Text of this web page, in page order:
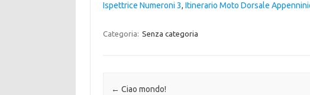
Ispettrice Numeroni 3, Itinerario Moto Dorsale
Categoria: Senza categoria
Navigazione articolo
← Ciao mondo!